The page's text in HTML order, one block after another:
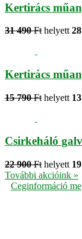
Kertirács
31 490 Ft helyett
Kertirács
15 790 Ft helyett
Csirkeháló
22 900 Ft helyett
További akcióink »
Ceginformáció